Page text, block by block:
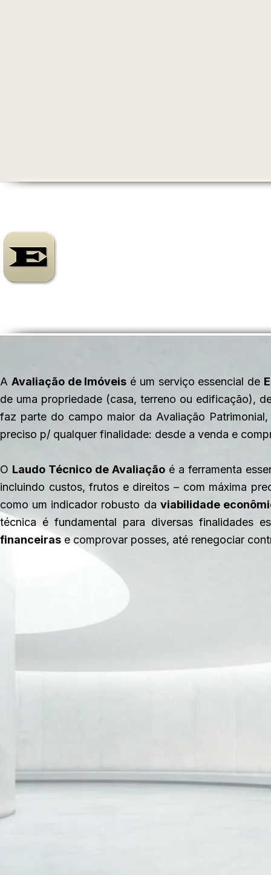
A Avaliação de Imóveis é um serviço essencial de
de uma propriedade (casa, terreno ou edificação),
faz parte do campo maior da Avaliação
preciso p/ qualquer finalidade: desde a venda e
O Laudo Técnico de Avaliação é a ferramenta
incluindo custos, frutos e direitos – com máxima
como um indicador robusto da viabilidade
técnica é fundamental para diversas finalidades
financeirase comprovar posses, até renegociar